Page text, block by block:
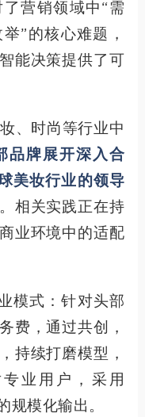
营销领域中“需
”的核心难题，
能决策提供了可
、时尚等行业中
品牌展开深入合
美妆行业的领导
。相关实践正在持
业环境中的适配
模式：针对头部
费，通过共创，
持续打磨模型，
业用户，采用
规模化输出。